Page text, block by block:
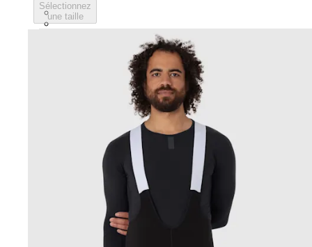
Sélectionnez
une taille
CPD02XXBLK
CPD02XXDNW